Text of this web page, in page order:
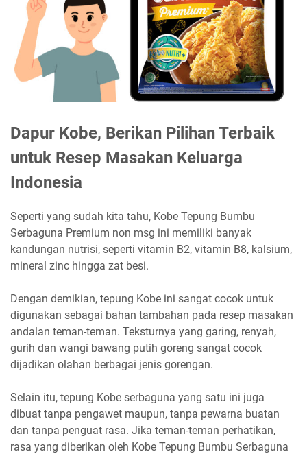
Dapur Kobe, Berikan Pilihan Terbaik
untuk Resep Masakan Keluarga
Indonesia
Seperti yang sudah kita tahu, Kobe Tepung Bumbu
Serbaguna Premium non msg ini memiliki banyak
kandungan nutrisi, seperti vitamin B2, vitamin B8, kalsium,
mineral zinc hingga zat besi.
Dengan demikian, tepung Kobe ini sangat cocok untuk
digunakan sebagai bahan tambahan pada resep masakan
andalan teman-teman. Teksturnya yang garing, renyah,
gurih dan wangi bawang putih goreng sangat cocok
dijadikan olahan berbagai jenis gorengan.
Selain itu, tepung Kobe serbaguna yang satu ini juga
dibuat tanpa pengawet maupun, tanpa pewarna buatan
dan tanpa penguat rasa. Jika teman-teman perhatikan,
rasa yang diberikan oleh Kobe Tepung Bumbu Serbaguna